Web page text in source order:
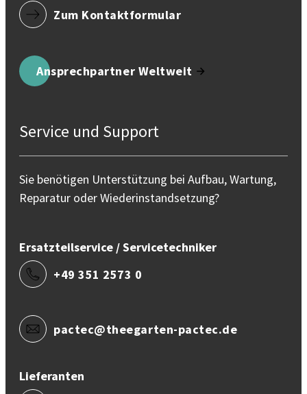
Zum Kontaktformular
Ansprechpartner Weltweit
Service und Support
Sie benötigen Unterstützung bei Aufbau, Wartung,
Reparatur oder Wiederinstandsetzung?
Ersatzteilservice / Servicetechniker
+49 351 2573 0
pactec@theegarten-pactec.de
Lieferanten